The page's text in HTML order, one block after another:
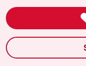
nicht,
eine
vor
mir